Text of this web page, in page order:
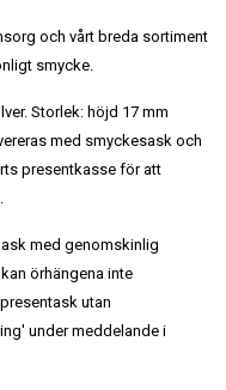
och vårt breda sortiment
smycke.
Storlek: höjd 17 mm
med smyckesask och
presentkasse för att
med genomskinlig
örhängena inte
utan
under meddelande i